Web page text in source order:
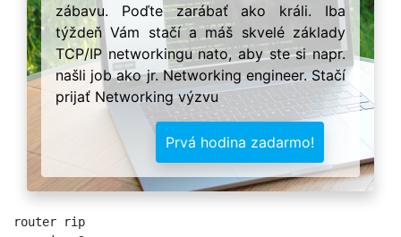
zábavu. Poďte zarábať ako králi. Iba
týždeň Vám stačí a máš skvelé základy
TCP/IP networkingu nato, aby ste si napr.
našli job ako jr. Networking engineer. Stačí
prijať Networking výzvu
Prvá hodina zadarmo!
router rip